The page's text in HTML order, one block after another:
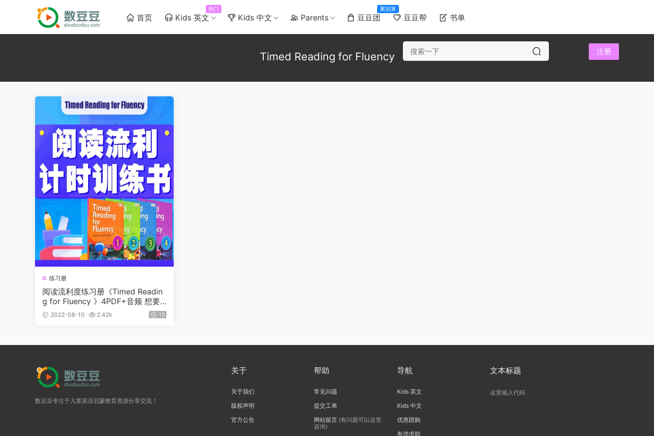
首页 Kids 英文
热门
Kids 中文 Parents 豆豆团
聚划算
豆豆帮 书单
注册
Timed Reading for Fluency
练习册
阅读流利度练习册《Timed Readin
g for Fluency 》4PDF+音频 想要
专门提升阅读的速度，就看看这套
书吧
2022-08-10 2.42k 15
数豆豆专注于儿童英语启蒙教育资源分享交流！
关于
关于我们
版权声明
官方公告
帮助
常见问题
提交工单
网站留言 (有问题可以这里
咨询)
导航
Kids 英文
Kids 中文
优惠团购
有偿求助
文本标题
这里输入代码